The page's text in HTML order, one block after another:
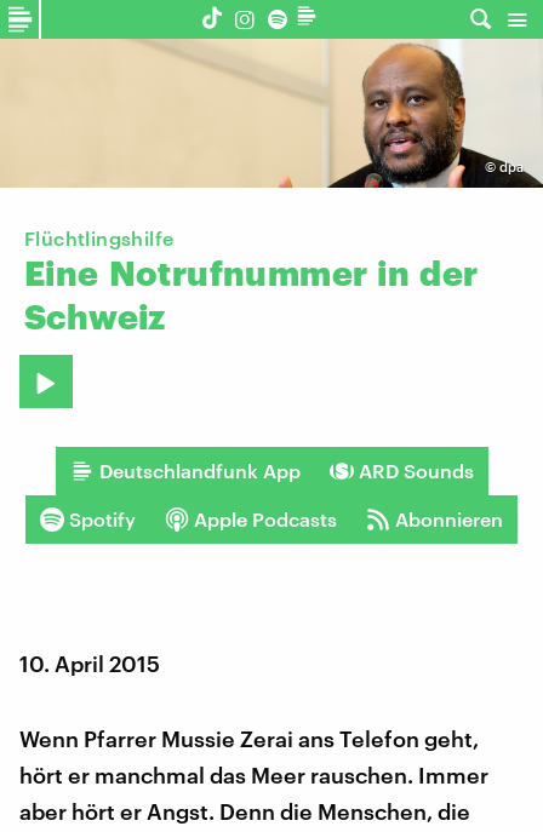
©dpa
Flüchtlingshilfe
Eine Notrufnummer in der
Schweiz
Deutschlandfunk App ARD Sounds
Spotify Apple Podcasts Abonnieren
10. April 2015
Wenn Pfarrer Mussie Zerai ans Telefon geht,
hört er manchmal das Meer rauschen. Immer
aber hört er Angst. Denn die Menschen, die